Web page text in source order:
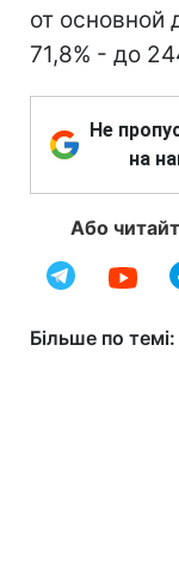
от основной
71,8% - до
Не
на
Або
Більше по темі: